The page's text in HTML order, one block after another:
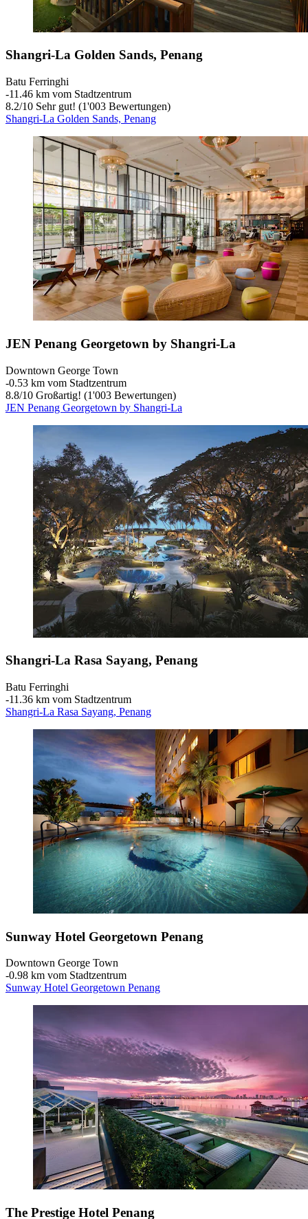
Shangri-La Golden Sands, Penang
Batu Ferringhi
‐11.46 km vom Stadtzentrum
8.2/10 Sehr gut! (1'003 Bewertungen)
Shangri-La Golden Sands, Penang
JEN Penang Georgetown by Shangri-La
Downtown George Town
‐0.53 km vom Stadtzentrum
8.8/10 Großartig! (1'003 Bewertungen)
JEN Penang Georgetown by Shangri-La
Shangri-La Rasa Sayang, Penang
Batu Ferringhi
‐11.36 km vom Stadtzentrum
Shangri-La Rasa Sayang, Penang
Sunway Hotel Georgetown Penang
Downtown George Town
‐0.98 km vom Stadtzentrum
Sunway Hotel Georgetown Penang
The Prestige Hotel Penang